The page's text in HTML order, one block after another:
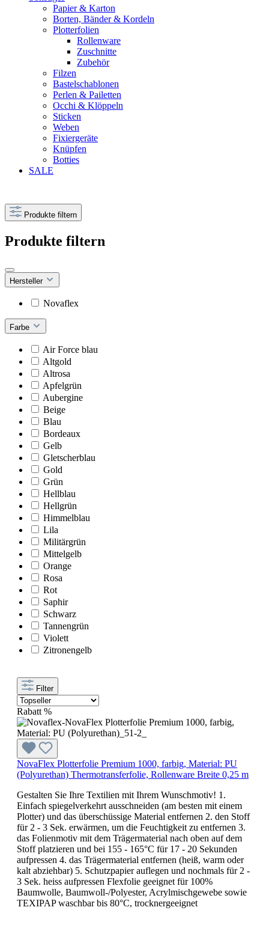
Papier & Karton
Borten, Bänder & Kordeln
Plotterfolien
Rollenware
Zuschnitte
Zubehör
Filzen
Bastelschablonen
Perlen & Pailetten
Occhi & Klöppeln
Sticken
Weben
Fixiergeräte
Knüpfen
Botties
SALE
Produkte filtern
Produkte filtern
Hersteller
Novaflex
Farbe
Air Force blau
Altgold
Altrosa
Apfelgrün
Aubergine
Beige
Blau
Bordeaux
Gelb
Gletscherblau
Gold
Grün
Hellblau
Hellgrün
Himmelblau
Lila
Militärgrün
Mittelgelb
Orange
Rosa
Rot
Saphir
Schwarz
Tannengrün
Violett
Zitronengelb
Filter
Rabatt %
NovaFlex Plotterfolie Premium 1000, farbig, Material: PU
(Polyurethan) Thermotransferfolie, Rollenware Breite 0,25 m
Gestalten Sie Ihre Textilien mit Ihrem Wunschmotiv! 1.
Einfach spiegelverkehrt ausschneiden (am besten mit einem
Plotter) und das überschüssige Material entfernen 2. den Stoff
für 2 - 3 Sek. erwärmen, um die Feuchtigkeit zu entfernen 3.
das Folienmotiv mit dem Trägermaterial nach oben auf dem
Stoff platzieren und bei 155 - 165°C für 17 - 20 Sekunden
aufpressen 4. das Trägermaterial entfernen (heiß, warm oder
kalt abziehbar) 5. Schutzpapier auflegen und nochmals für 2 -
3 Sek. heiss aufpressen Flexfolie geeignet für 100%
Baumwolle, Baumwoll-/Polyester, Acrylmischgewebe sowie
TEXIPAP waschbar bis 80°C, trocknergeeignet